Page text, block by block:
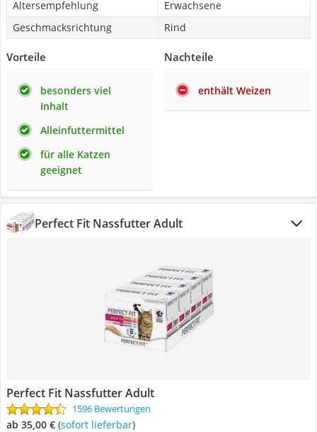
Altersempfehlung
Erwachsene
Geschmacksrichtung
Rind
Vorteile
besonders viel
Inhalt
Alleinfuttermittel
für alle Katzen
geeignet
Nachteile
enthält Weizen
Perfect Fit Nassfutter Adult
Perfect Fit Nassfutter Adult
1596 Bewertungen
ab 35,00 € ( Sofort lieferbar)